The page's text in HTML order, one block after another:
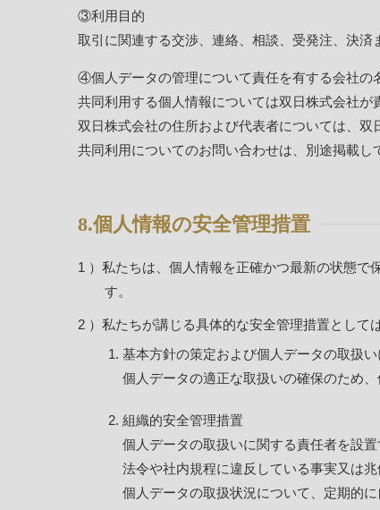
③利用目的
取引に関連する交渉、連絡、相談、受発注、決済
④個人データの管理について責任を有する会社の
共同利用する個人情報については双日株式会社が
双日株式会社の住所および代表者については、双
共同利用についてのお問い合わせは、別途掲載し
8.個人情報の安全管理措置
私たちは、個人情報を正確かつ最新の状態で
す。
私たちが講じる具体的な安全管理措置として
基本方針の策定および個人データの取扱
個人データの適正な取扱いの確保のため
組織的安全管理措置
個人データの取扱いに関する責任者を設
法令や社内規程に違反している事実又は
個人データの取扱状況について、定期的